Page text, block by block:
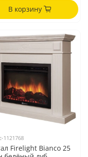
В корзину
1121768
Firelight Bianco 25